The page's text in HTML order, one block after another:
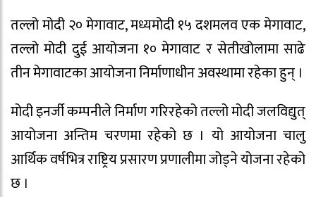
तल्लो मोदी २० मेगावाट, मध्यमोदी १५ दशमलव एक मेगावाट,
तल्लो मोदी दुई आयोजना १० मेगावाट र सेतीखोलामा साढे
तीन मेगावाटका आयोजना निर्माणाधीन अवस्थामा रहेका हुन् ।
मोदी इनर्जी कम्पनीले निर्माण गरिरहेको तल्लो मोदी जलविद्युत्
आयोजना अन्तिम चरणमा रहेको छ । यो आयोजना चालु
आर्थिक वर्षभित्र राष्ट्रिय प्रसारण प्रणालीमा जोड्ने योजना रहेको
छ ।